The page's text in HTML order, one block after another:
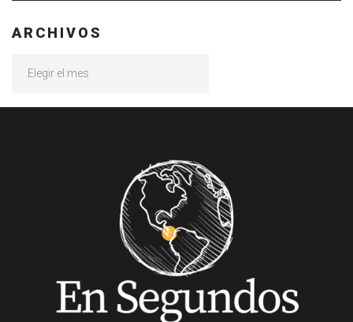
ARCHIVOS